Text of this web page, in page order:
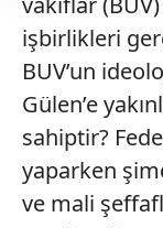
takdirde,
Sizlere daha iyi
Sitemizde
verileriniz
toplumu
işbirlikleri
BUV’un
Gülen’e
sahiptir?
yaparken
ve mali